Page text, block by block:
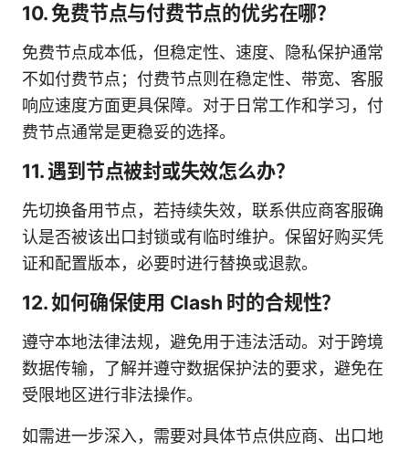
10. 免费节点与付费节点的优劣在哪？
免费节点成本低，但稳定性、速度、隐私保护通常
不如付费节点；付费节点则在稳定性、带宽、客服
响应速度方面更具保障。对于日常工作和学习，付
费节点通常是更稳妥的选择。
11. 遇到节点被封或失效怎么办？
先切换备用节点，若持续失效，联系供应商客服确
认是否被该出口封锁或有临时维护。保留好购买凭
证和配置版本，必要时进行替换或退款。
12. 如何确保使用 Clash 时的合规性？
遵守本地法律法规，避免用于违法活动。对于跨境
数据传输，了解并遵守数据保护法的要求，避免在
受限地区进行非法操作。
如需进一步深入，需要对具体节点供应商、出口地